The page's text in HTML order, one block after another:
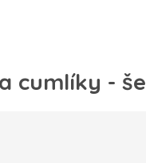
cumlíky -